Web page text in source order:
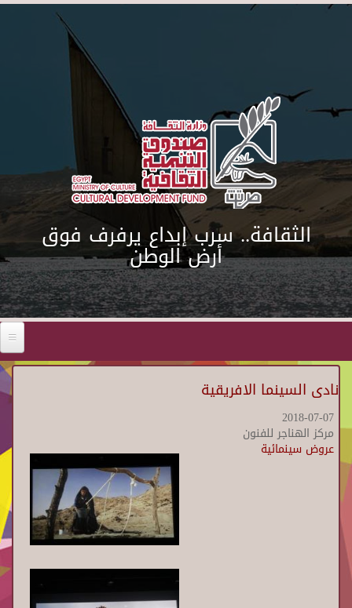
Skip to main content
الثقافة.. سرب إبداع يرفرف فوق
أرض الوطن
نادى السينما الافريقية
2018-07-07
مركز الهناجر للفنون
عروض سينمائية